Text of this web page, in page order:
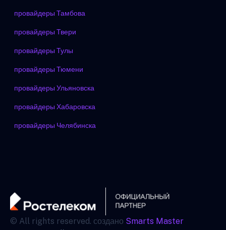
провайдеры Тамбова
провайдеры Твери
провайдеры Тулы
провайдеры Тюмени
провайдеры Ульяновска
провайдеры Хабаровска
провайдеры Челябинска
© All rights reserved. создано Smarts Master